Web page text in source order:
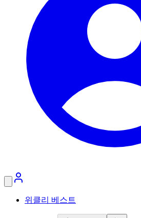
위클리 베스트